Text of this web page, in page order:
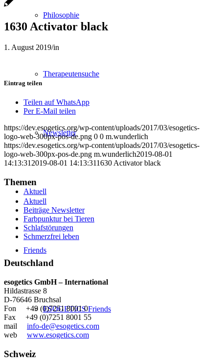
Philosophie
Therapeutensuche
Newsletter
Aktuell
Friends
ESOGETICS Friends
1630 Activator black
1. August 2019/in
Eintrag teilen
Teilen auf WhatsApp
Per E-Mail teilen
https://dev.esogetics.org/wp-content/uploads/2017/03/esogetics-
logo-web-300px-pos-de.png 0 0 m.wunderlich
https://dev.esogetics.org/wp-content/uploads/2017/03/esogetics-
logo-web-300px-pos-de.png m.wunderlich2019-08-01
14:13:31 2019-08-01 14:13:311630 Activator black
Themen
Aktuell
Beiträge Newsletter
Farbpunktur bei Tieren
Schlafstörungen
Schmerzfrei leben
Deutschland
esogetics GmbH – International
Hildastrasse 8
D-76646 Bruchsal
Fon +49 (0)7251 8001 0
Fax +49 (0)7251 8001 55
mail info-de@esogetics.com
web www.esogetics.com
Schweiz